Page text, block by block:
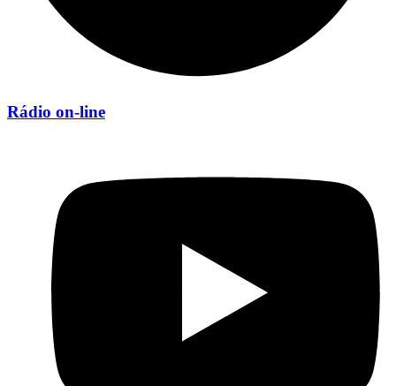
Rádio on-line